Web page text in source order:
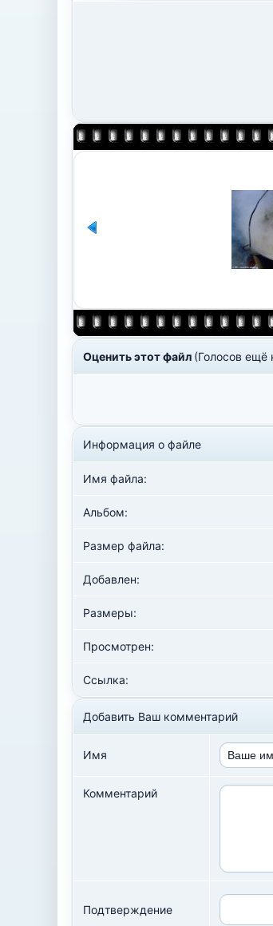
Оценить этот файл (Голосов ещё
Информация о файле
Имя файла:
Альбом:
Размер файла:
Добавлен:
Размеры:
Просмотрен:
Ссылка:
Добавить Ваш комментарий
Имя
Комментарий
Подтверждение